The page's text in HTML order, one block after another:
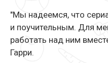
"Мы надеемся, что
и поучительным. Для
работать над ним
Гарри.